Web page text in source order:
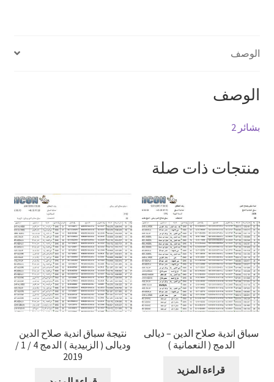
الوصف
الوصف
بشائر 2
منتجات ذات صلة
نتيجة سباق اندية صلاح الدين
وديالى ( الزبيدية ) الدمج 4 / 1 /
2019
سباق اندية صلاح الدين – ديالى
الدمج ( النعمانية )
قراءة المزيد